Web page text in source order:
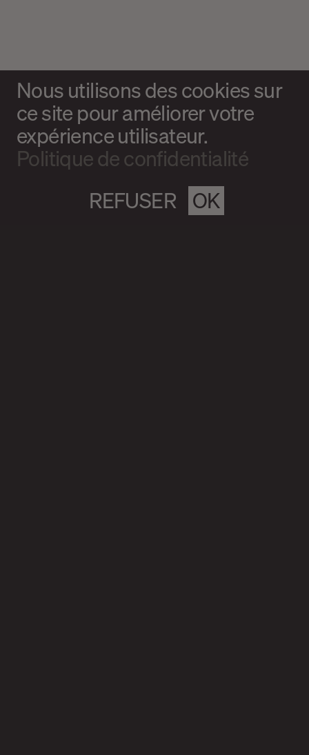
Nous utilisons des cookies sur
ce site pour améliorer votre
expérience utilisateur.
Politique de confidentialité
OK
REFUSER